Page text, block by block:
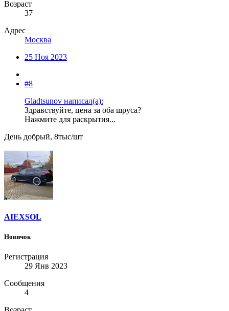
Возраст
37
Адрес
Москва
25 Ноя 2023
#8
Gladtsunov написал(а):
Здравствуйте, цена за оба шруса?
Нажмите для раскрытия...
День добрый, 8тыс/шт
AIEXSOL
Новичок
Регистрация
29 Янв 2023
Сообщения
4